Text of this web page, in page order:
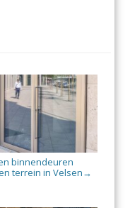
binnendeuren
terrein in Velsen→